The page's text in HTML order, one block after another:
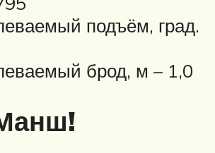
подъём, град.
брод, м – 1,0